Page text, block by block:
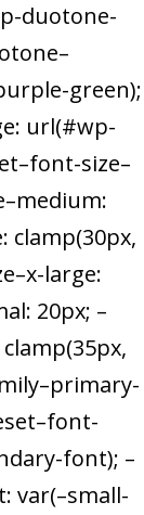
duotone-
green);
url(#wp-
size–
clamp(30px,
large:
20px; –
font); –
var(–small-